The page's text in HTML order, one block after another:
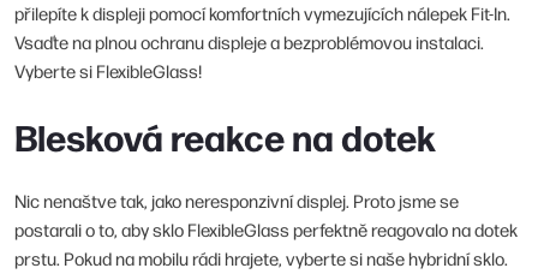
přilepíte k displeji pomocí komfortních vymezujících nálepek Fit-In.
Vsaďte na plnou ochranu displeje a bezproblémovou instalaci.
Vyberte si FlexibleGlass!
Blesková reakce na dotek
Nic nenaštve tak, jako neresponzivní displej. Proto jsme se
postarali o to, aby sklo FlexibleGlass perfektně reagovalo na dotek
prstu. Pokud na mobilu rádi hrajete, vyberte si naše hybridní sklo.